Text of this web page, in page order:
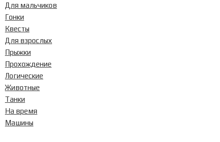
Для мальчиков
Гонки
Квесты
Для взрослых
Прыжки
Прохождение
Логические
Животные
Танки
На время
Машины